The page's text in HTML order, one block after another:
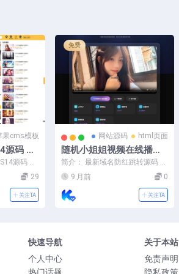
果cms模板
源码 油
统 附
源码 油
搭建教程
29
关注TA
免费
网站源码 html页面
随机小姐姐视频在线播放
源码分享
简介： 最新域名防红跳转源码 带
后台 支持随机跳转有效放屏蔽 使
用本源码后，跳转...
9 月前 0
关注TA
快速导航
个人中心
关于本站
免责声明